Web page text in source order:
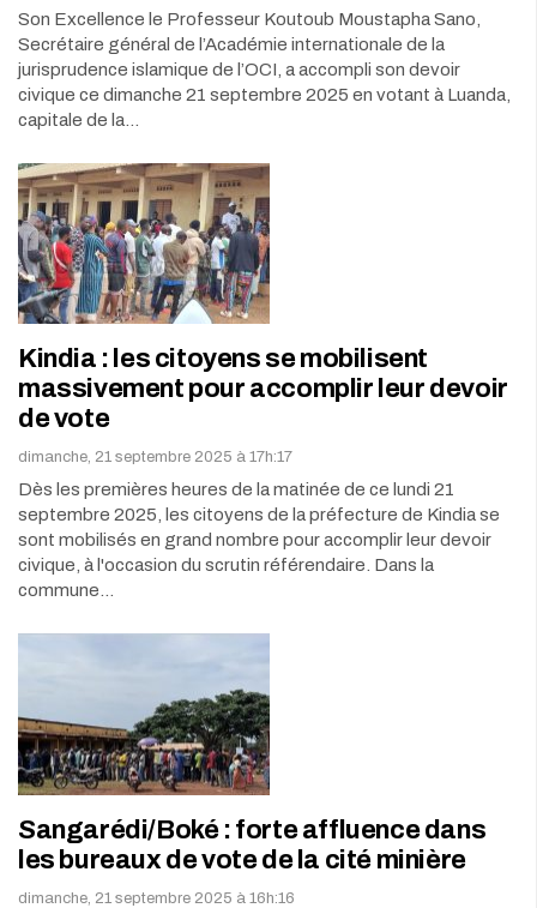
Son Excellence le Professeur Koutoub Moustapha Sano,
Secrétaire général de l’Académie internationale de la
jurisprudence islamique de l’OCI, a accompli son devoir
civique ce dimanche 21 septembre 2025 en votant à Luanda,
capitale de la…
Kindia : les citoyens se mobilisent
massivement pour accomplir leur devoir
de vote
dimanche, 21 septembre 2025 à 17h:17
Dès les premières heures de la matinée de ce lundi 21
septembre 2025, les citoyens de la préfecture de Kindia se
sont mobilisés en grand nombre pour accomplir leur devoir
civique, à l'occasion du scrutin référendaire. Dans la
commune…
Sangarédi/Boké : forte affluence dans
les bureaux de vote de la cité minière
dimanche, 21 septembre 2025 à 16h:16